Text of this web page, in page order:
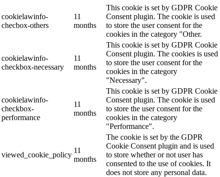
cookielawinfo-
checbox-others
11
months
This cookie is set by GDPR Cookie
Consent plugin. The cookie is used
to store the user consent for the
cookies in the category "Other.
cookielawinfo-
checkbox-necessary
11
months
This cookie is set by GDPR Cookie
Consent plugin. The cookies is used
to store the user consent for the
cookies in the category
"Necessary".
cookielawinfo-
checkbox-
performance
11
months
This cookie is set by GDPR Cookie
Consent plugin. The cookie is used
to store the user consent for the
cookies in the category
"Performance".
viewed_cookie_policy
11
months
The cookie is set by the GDPR
Cookie Consent plugin and is used
to store whether or not user has
consented to the use of cookies. It
does not store any personal data.